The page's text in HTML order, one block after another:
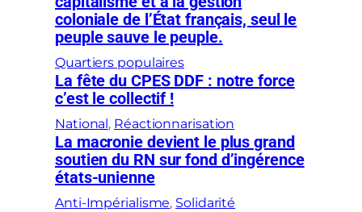
coloniale de l’État français, seul le
peuple sauve le peuple.
Quartiers populaires
La fête du CPES DDF : notre force
c’est le collectif !
National , Réactionnarisation
La macronie devient le plus grand
soutien du RN sur fond d’ingérence
états-unienne
Anti-Impérialisme, Solidarité